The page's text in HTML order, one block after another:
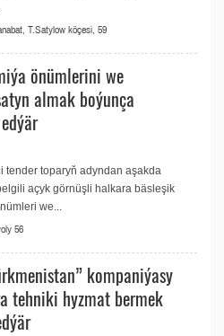
T.Satylow köçesi, 59
önümlerini we
almak boýunça
tender toparyň adyndan aşakda
açyk görnüşli halkara bäsleşik
we...
56
kompaniýasy
tehniki hyzmat bermek